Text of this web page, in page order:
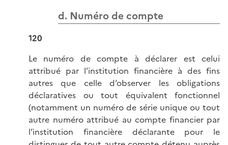
d. Numéro de compte
120
Le numéro de compte à déclarer est celui
attribué par l’institution financière à des fins
autres que celle d’observer les obligations
déclaratives ou tout équivalent fonctionnel
(notamment un numéro de série unique ou tout
autre numéro attribué au compte financier par
l’institution financière déclarante pour le